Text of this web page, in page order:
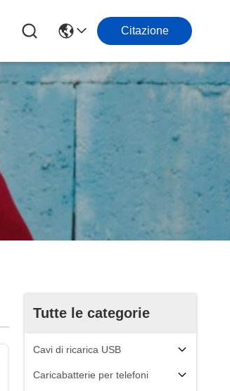
Citazione
Tutte le categorie
Cavi di ricarica USB
Caricabatterie per telefoni